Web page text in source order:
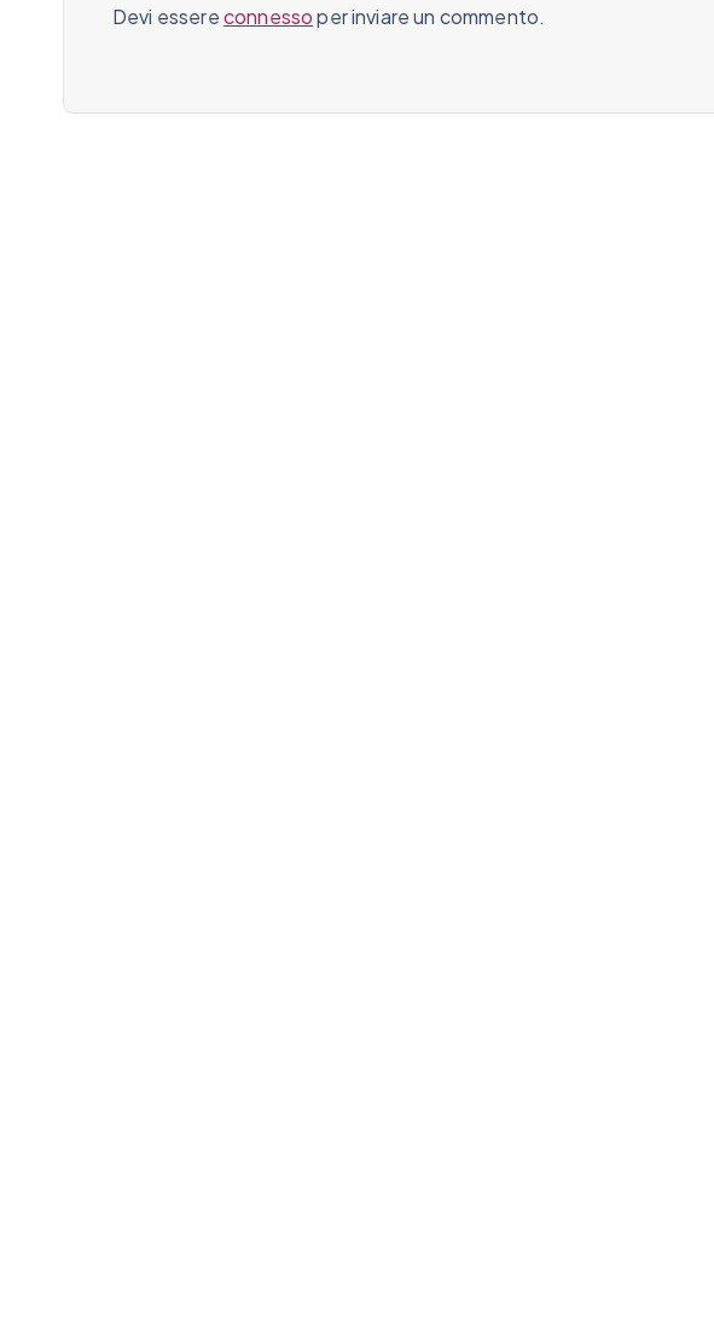
Devi essereconnessoper inviare un commento.